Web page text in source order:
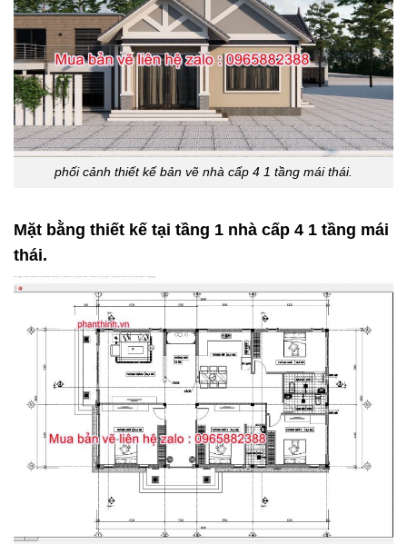
phối cảnh thiết kế bản vẽ nhà cấp 4 1 tầng mái thái.
Mặt bằng thiết kế tại tầng 1 nhà cấp 4 1 tầng mái
thái.